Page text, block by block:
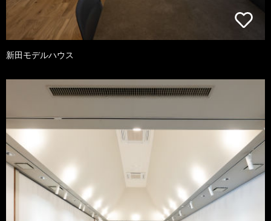
新田モデルハウス